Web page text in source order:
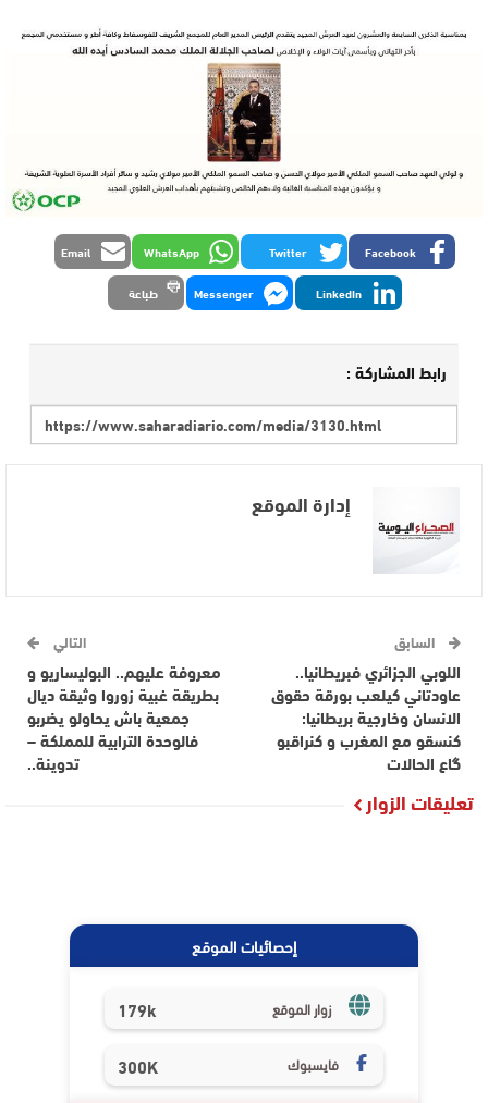
Facebook
Twitter
WhatsApp
Email
LinkedIn
Messenger طباعة
رابط المشاركة :
إدارة الموقع
السابق
اللوبي الجزائري فبريطانيا..
عاودتاني كيلعب بورقة حقوق
الانسان وخارجية بريطانيا:
كنسقو مع المغرب و كنراقبو
گاع الحالات
التالي
معروفة عليهم.. البوليساريو و
بطريقة غبية زوروا وثيقة ديال
جمعية باش يحاولو يضربو
فالوحدة الترابية للمملكة –
تدوينة..
تعليقات الزوار
إحصائيات الموقع
زوار الموقع 179k
فايسبوك 300K